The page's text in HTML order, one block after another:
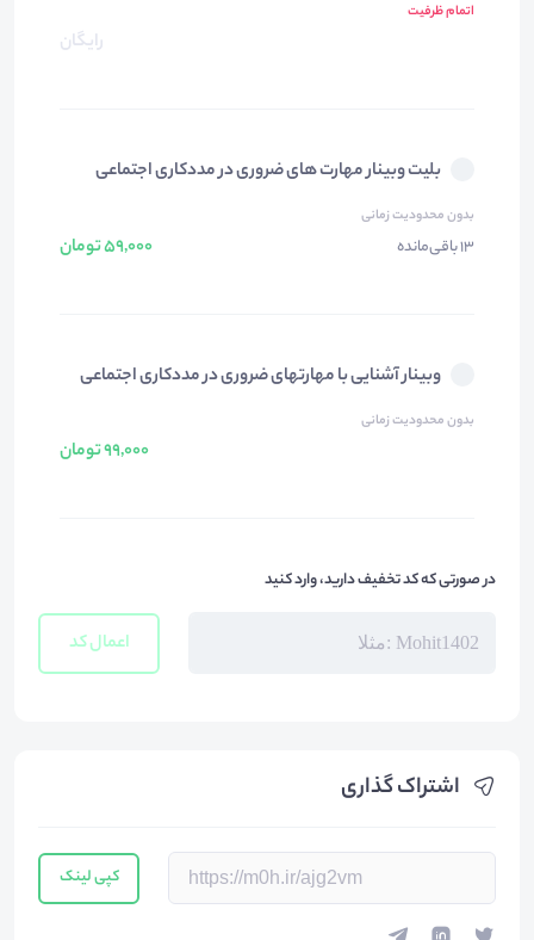
اشتراک گذاری
کپی لینک
اتمام ظرفیت
رایگان
بلیت وبینار مهارت های ضروری در مددکاری اجتماعی
بدون محدودیت زمانی
13 باقی‌مانده 59,000 تومان
وبینار آشنایی با مهارتهای ضروری در مددکاری اجتماعی
بدون محدودیت زمانی
99,000 تومان
در صورتی که کد تخفیف دارید، وارد کنید
اعمال کد